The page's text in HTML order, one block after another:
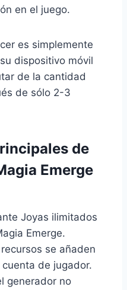
en el juego.
es simplemente
dispositivo móvil
de la cantidad
de sólo 2-3
de
Emerge
Joyas ilimitados
Emerge.
se añaden
de jugador.
generador no